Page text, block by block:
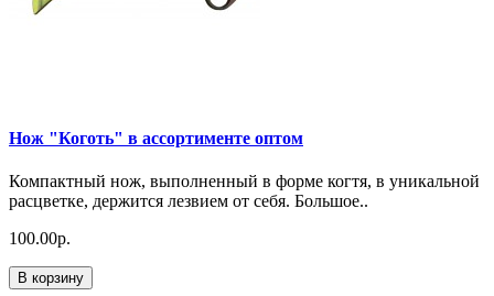
Нож "Коготь" в ассортименте оптом
Компактный нож, выполненный в форме когтя, в уникальной
расцветке, держится лезвием от себя. Большое..
100.00р.
В корзину